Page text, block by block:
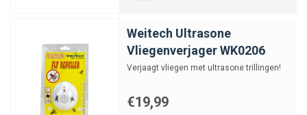
Weitech Ultrasone
Vliegenverjager WK0206
Verjaagt vliegen met ultrasone trillingen!
€19,99